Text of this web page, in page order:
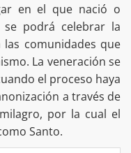
en el que nació o
podrá celebrar la
comunidades que
La veneración se
el proceso haya
a través de
por la cual el
Santo.